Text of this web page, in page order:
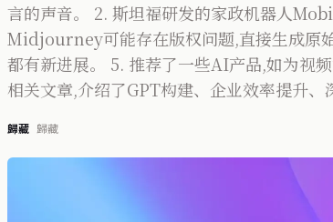
言的声音。 2. 斯坦福研发的家政机器人
Midjourney可能存在版权问题,直接生成原
都有新进展。 5. 推荐了一些AI产品,如为
相关文章,介绍了GPT构建、企业效率提升、
歸藏 歸藏